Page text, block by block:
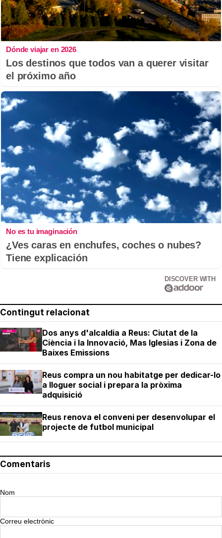
Dónde viajar en 2026
Los destinos que todos van a querer visitar
el próximo año
No es tu imaginación
¿Ves caras en enchufes, coches o nubes?
Tiene explicación
DISCOVER WITH
Contingut relacionat
Dos anys d'alcaldia a Reus: Ciutat de la
Ciència i la Innovació, Mas Iglesias i Zona de
Baixes Emissions
Reus compra un nou habitatge per dedicar-lo
a lloguer social i prepara la pròxima
adquisició
Reus renova el conveni per desenvolupar el
projecte de futbol municipal
Comentaris
Nom
Correu electrònic